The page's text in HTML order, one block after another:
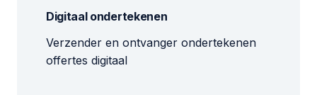
Digitaal ondertekenen
Verzender en ontvanger ondertekenen
offertes digitaal